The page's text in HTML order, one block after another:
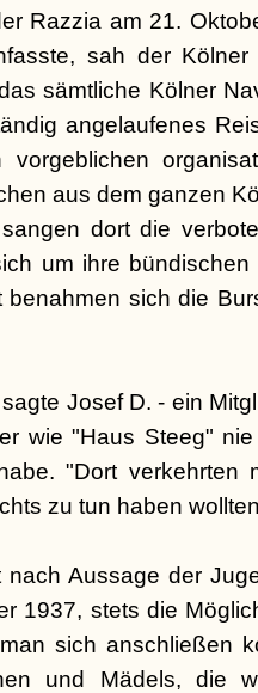
Razzia am 21.
sah der
sämtliche Kölner
angelaufenes
aus dem ganzen
dort die
um ihre
benahmen sich die
Josef D. - ein
wie "Haus Steeg"
"Dort verkehrten
zu tun haben
nach Aussage der
1937, stets die
sich anschließen
und Mädels, die